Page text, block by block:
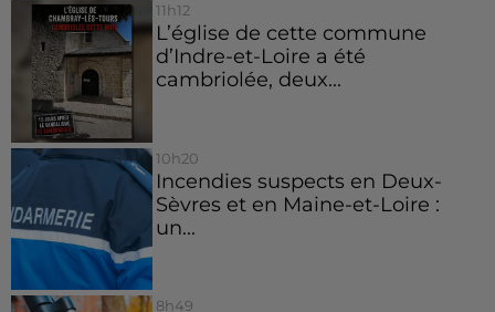
11h12
L’église de cette commune
d’Indre-et-Loire a été
cambriolée, deux...
10h20
Incendies suspects en Deux-
Sèvres et en Maine-et-Loire :
un...
8h49